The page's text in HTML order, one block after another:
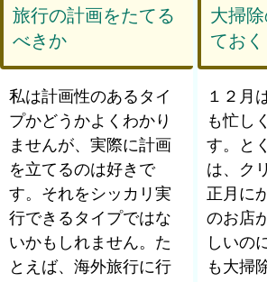
旅行の計画をたてる
べきか
私は計画性のあるタイ
プかどうかよくわかり
ませんが、実際に計画
を立てるのは好きで
す。それをシッカリ実
行できるタイプではな
いかもしれません。た
とえば、海外旅行に行
大掃
ておく
１２月
も忙し
す。と
は、ク
正月に
のお店
しいの
も大掃